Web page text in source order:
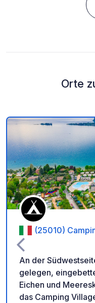
Orte
(25010)
An der
gelegen,
Eichen und
das Camping